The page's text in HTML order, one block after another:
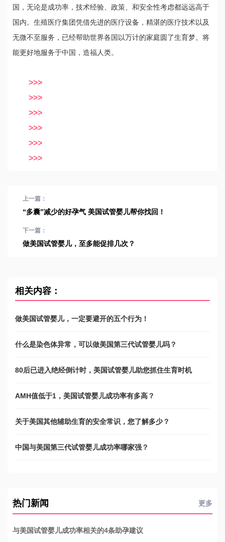
国，无论是成功率，技术经验、政策、和安全性考虑都远远高于
国内。生殖医疗集团凭借先进的医疗设备，精湛的医疗技术以及
无微不至服务，已经帮助世界各国以万计的家庭圆了生育梦。将
能更好地服务于中国，造福人类。
>>>
>>>
>>>
>>>
>>>
>>>
上一篇：
“多囊”减少的好孕气 美国试管婴儿帮你找回！
下一篇：
做美国试管婴儿，至多能促排几次？
相关内容：
做美国试管婴儿，一定要避开的五个行为！
什么是染色体异常，可以做美国第三代试管婴儿吗？
80后已进入绝经倒计时，美国试管婴儿助您抓住生育时机
AMH值低于1，美国试管婴儿成功率有多高？
关于美国其他辅助生育的安全常识，您了解多少？
中国与美国第三代试管婴儿成功率哪家强？
热门新闻 更多
与美国试管婴儿成功率相关的4条助孕建议